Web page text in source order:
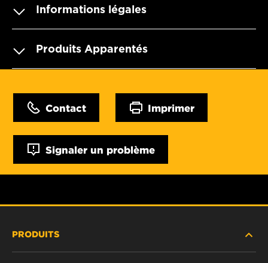
Informations légales
Produits Apparentés
Contact Imprimer
Signaler un problème
PRODUITS